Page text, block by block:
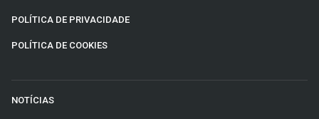
POLÍTICA DE PRIVACIDADE
POLÍTICA DE COOKIES
NOTÍCIAS